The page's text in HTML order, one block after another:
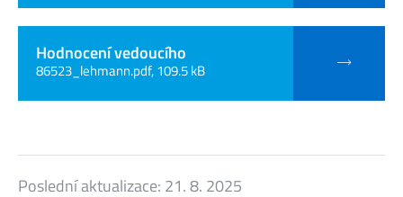
Hodnocení vedoucího
86523_lehmann.pdf, 109.5 kB
Poslední aktualizace: 21. 8. 2025